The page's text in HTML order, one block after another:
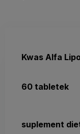
Kwas Alfa
60 tabletek
suplement